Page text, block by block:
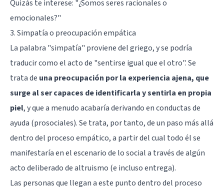
Quizás te interese: "¿Somos seres racionales o
emocionales?"
3. Simpatía o preocupación empática
La palabra "simpatía" proviene del griego, y se podría
traducir como el acto de "sentirse igual que el otro". Se
trata de una preocupación por la experiencia ajena, que
surge al ser capaces de identificarla y sentirla en propia
piel, y que a menudo acabaría derivando en conductas de
ayuda (prosociales). Se trata, por tanto, de un paso más allá
dentro del proceso empático, a partir del cual todo él se
manifestaría en el escenario de lo social a través de algún
acto deliberado de altruismo (e incluso entrega).
Las personas que llegan a este punto dentro del proceso